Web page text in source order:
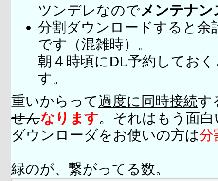
ツンデレなのでメンテナ
分割ダウンロードすると余
です（混雑時）。
朝４時頃にDL予約してお
す。
重いからって過度に同時接続す
せんなります。それはもう面
ダウンローダをお使いの方は分
緑のが、繋がってる数。